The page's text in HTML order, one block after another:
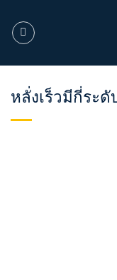
หลั่งเร็วมีกี่ระดั